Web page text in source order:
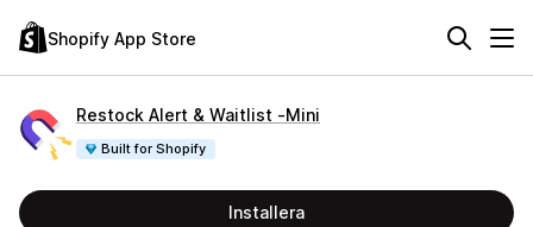
Shopify App Store
Restock Alert & Waitlist ‑Mini
Built for Shopify
Installera